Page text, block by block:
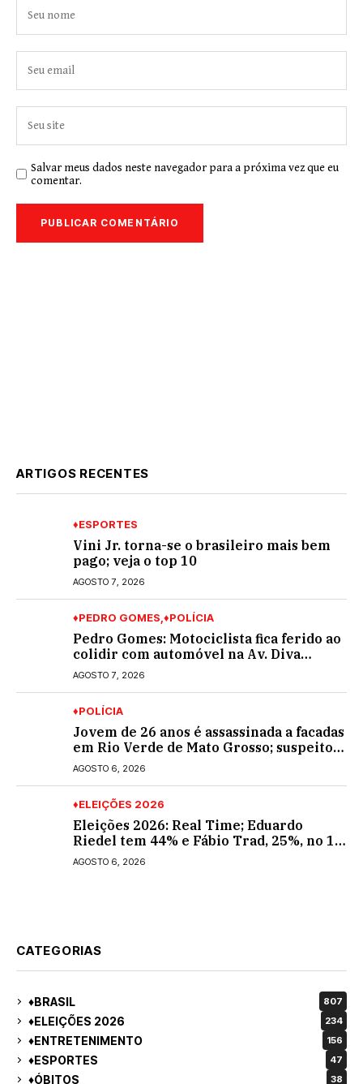
Salvar meus dados neste navegador para a próxima vez que eu
comentar.
ARTIGOS RECENTES
♦ESPORTES
Vini Jr. torna-se o brasileiro mais bem
pago; veja o top 10
AGOSTO 7, 2026
♦PEDRO GOMES ♦POLÍCIA
Pedro Gomes: Motociclista fica ferido ao
colidir com automóvel na Av. Diva
Araújo; ele não tinha CNH
AGOSTO 7, 2026
♦POLÍCIA
Jovem de 26 anos é assassinada a facadas
em Rio Verde de Mato Grosso; suspeito é
procurado
AGOSTO 6, 2026
♦ELEIÇÕES 2026
Eleições 2026: Real Time; Eduardo
Riedel tem 44% e Fábio Trad, 25%, no 1º
turno para o governo do MS
AGOSTO 6, 2026
CATEGORIAS
♦BRASIL 807
♦ELEIÇÕES 2026 234
♦ENTRETENIMENTO 156
♦ESPORTES 47
♦ÓBITOS 38